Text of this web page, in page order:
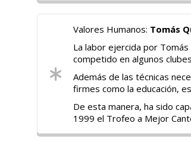
Valores Humanos: Tomás
La labor ejercida por
competido en algunos
Además de las técnicas
firmes como la educación,
De esta manera, ha sido
1999 el Trofeo a Mejor